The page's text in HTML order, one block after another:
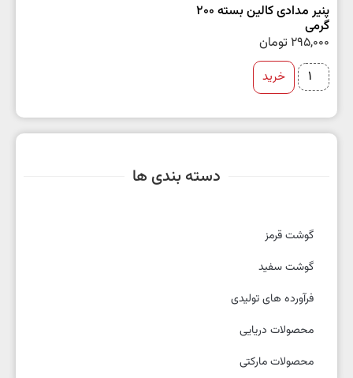
دسته بندی ها
گوشت قرمز
گوشت سفید
فرآورده های تولیدی
محصولات دریایی
محصولات مارکتی
پنیر مدادی کالین بسته 200
گرمی
295,000 تومان
خرید